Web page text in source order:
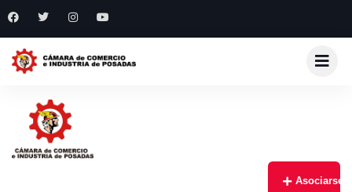
Asociarse